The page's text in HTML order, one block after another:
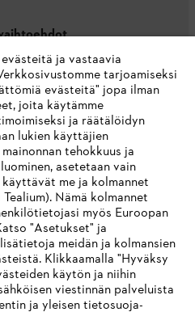
NICHT
ja vastaavia
tarjoamiseksi
evästeitä" jopa ilman
joita käytämme
ja räätälöidyn
lukien käyttäjien
tehokkuus ja
asetetaan vain
me ja kolmannet
Nämä kolmannet
myös Euroopan
"Asetukset" ja
meidän ja kolmansien
Klikkaamalla "Hyväksy
käytön ja niihin
viestinnän palveluista
ja yleisen tietosuoja-